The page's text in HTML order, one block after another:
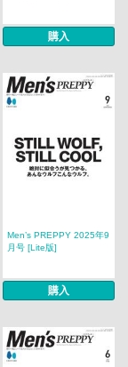
購入
Men’s PREPPY 2025年9
月号 [Lite版]
購入